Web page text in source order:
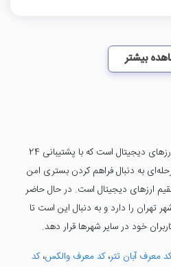
بیشتر
صرافی فاریس پلتفرم معاملاتی ارزهای دیجیتال است که با پشتیبانی 24
به دنبال فراهم کردن بستری امن
ارزهای دیجیتال است. در حال حاضر
را دارد و به دنبال این است تا
خود در سایر شهرها قرار دهد.
کد معرف آبان تتر،کد معرف والکس،کد